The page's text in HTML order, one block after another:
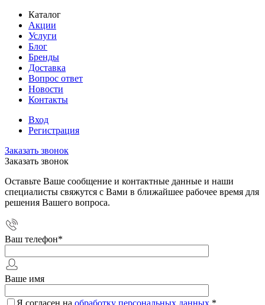
Каталог
Акции
Услуги
Блог
Бренды
Доставка
Вопрос ответ
Новости
Контакты
Вход
Регистрация
Заказать звонок
Заказать звонок
Оставьте Ваше сообщение и контактные данные и наши
специалисты свяжутся с Вами в ближайшее рабочее время для
решения Вашего вопроса.
Ваш телефон*
Ваше имя
Я согласен на обработку персональных данных.*